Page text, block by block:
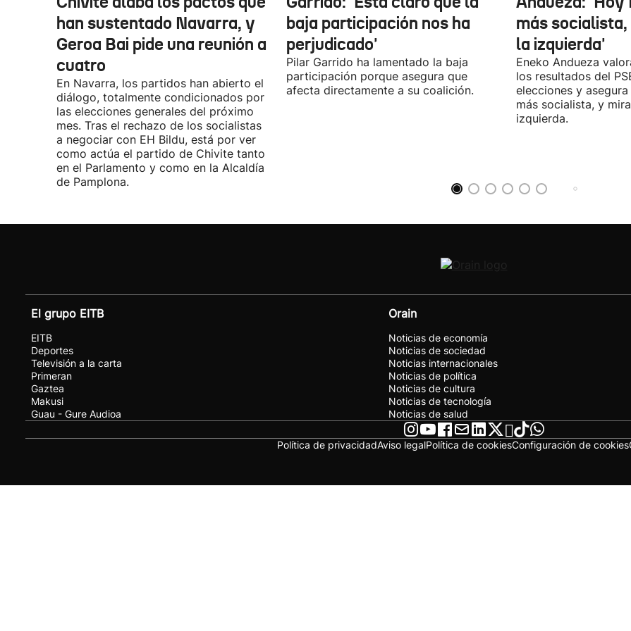
han sustentado Navarra, y
Geroa Bai pide una reunión a
cuatro
En Navarra, los partidos han abierto el
diálogo, totalmente condicionados por
las elecciones generales del próximo
mes. Tras el rechazo de los socialistas
a negociar con EH Bildu, está por ver
como actúa el partido de Chivite tanto
en el Parlamento y como en la Alcaldía
de Pamplona.
baja participación nos ha
perjudicado'
Pilar Garrido ha lamentado la baja
participación porque asegura que
afecta directamente a su coalición.
más socialista,
la izquierda'
Eneko Andueza
los resultados del
elecciones y
más socialista, y
izquierda.
El grupo EITB
EITB
Deportes
Televisión a la carta
Primeran
Gaztea
Makusi
Guau - Gure Audioa
Orain
Noticias de economía
Noticias de sociedad
Noticias internacionales
Noticias de política
Noticias de cultura
Noticias de tecnología
Noticias de salud
Política de privacidadAviso legalPolítica de cookiesConfiguración de cookies